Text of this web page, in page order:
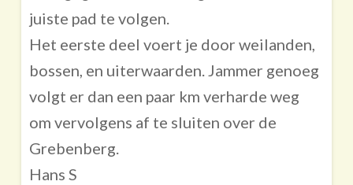
juiste pad te volgen.
Het eerste deel voert je door weilanden,
bossen, en uiterwaarden. Jammer genoeg
volgt er dan een paar km verharde weg
om vervolgens af te sluiten over de
Grebenberg.
Hans S